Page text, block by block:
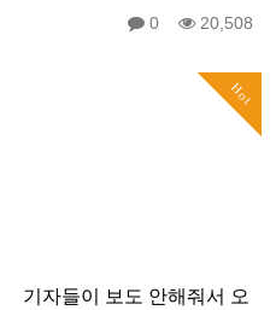
0 20,508
Hot
기자들이 보도 안해줘서 오